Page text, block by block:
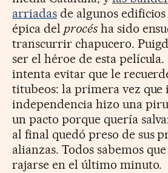
arriadasde algunos
épica del procésha sido
transcurrir chapucero.
ser el héroe de esta película.
intenta evitar que le
titubeos: la primera vez que
independencia hizo una
un pacto porque quería
al final quedó preso de sus
alianzas. Todos sabemos
rajarse en el último minuto.